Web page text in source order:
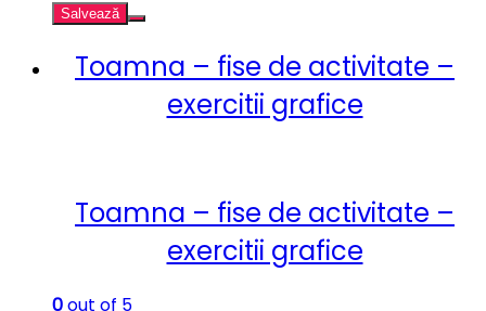
Salvează
Toamna – fise de activitate –
exercitii grafice
Toamna – fise de activitate –
exercitii grafice
0out of 5